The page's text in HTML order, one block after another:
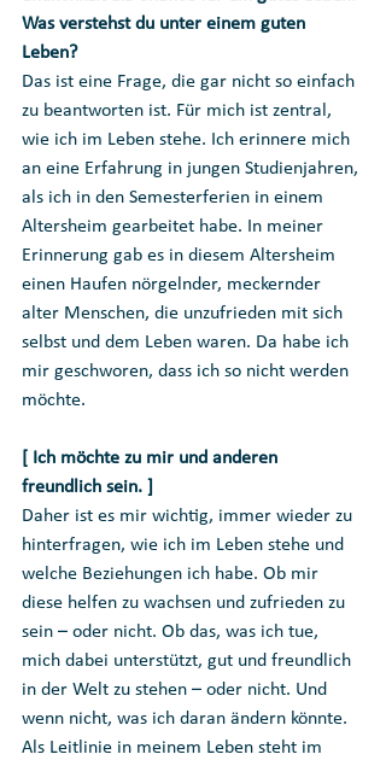
Was verstehst du unter einem guten
Leben?
Das ist eine Frage, die gar nicht so einfach
zu beantworten ist. Für mich ist zentral,
wie ich im Leben stehe. Ich erinnere mich
an eine Erfahrung in jungen Studienjahren,
als ich in den Semesterferien in einem
Altersheim gearbeitet habe. In meiner
Erinnerung gab es in diesem Altersheim
einen Haufen nörgelnder, meckernder
alter Menschen, die unzufrieden mit sich
selbst und dem Leben waren. Da habe ich
mir geschworen, dass ich so nicht werden
möchte.
[ Ich möchte zu mir und anderen
freundlich sein. ]
Daher ist es mir wichtig, immer wieder zu
hinterfragen, wie ich im Leben stehe und
welche Beziehungen ich habe. Ob mir
diese helfen zu wachsen und zufrieden zu
sein – oder nicht. Ob das, was ich tue,
mich dabei unterstützt, gut und freundlich
in der Welt zu stehen – oder nicht. Und
wenn nicht, was ich daran ändern könnte.
Als Leitlinie in meinem Leben steht im